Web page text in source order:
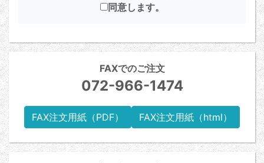
同意します。
FAXでのご注文
072-966-1474
FAX注文用紙（PDF） FAX注文用紙（html）